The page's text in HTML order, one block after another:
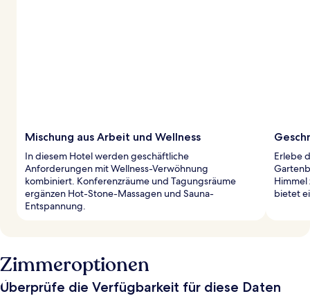
Mischung aus Arbeit und Wellness
In diesem Hotel werden geschäftliche
Anforderungen mit Wellness-Verwöhnung
kombiniert. Konferenzräume und Tagungsräume
ergänzen Hot-Stone-Massagen und Sauna-
Entspannung.
Erlebe
Himmel
bietet
Zimmeroptionen
Überprüfe die Verfügbarkeit für diese Daten